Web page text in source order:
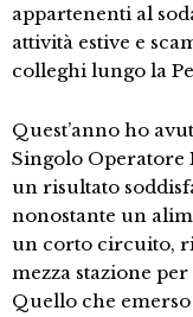
appartenenti al
attività estive e
colleghi lungo la
Quest’anno ho
Singolo Operatore
un risultato
nonostante un
un corto circuito,
mezza stazione
Quello che